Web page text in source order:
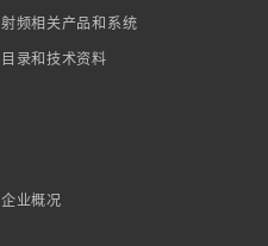
射频相关产品和系统
目录和技术资料
企业概况